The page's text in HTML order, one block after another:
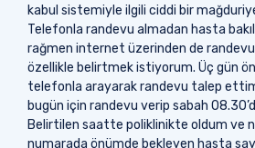
kabul sistemiyle ilgili ciddi bir
Telefonla randevu almadan hasta
rağmen internet üzerinden de randevu
özellikle belirtmek istiyorum. Üç gün
telefonla arayarak randevu talep
bugün için randevu verip sabah
Belirtilen saatte poliklinikte oldum ve
numarada önümde bekleyen hasta